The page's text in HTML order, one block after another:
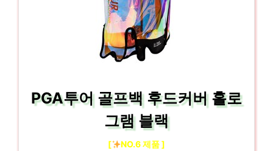
PGA투어 골프백 후드커버 홀로
그램 블랙
[ NO.6 제품 ]